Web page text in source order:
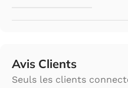
Avis Clients
Seuls les clients